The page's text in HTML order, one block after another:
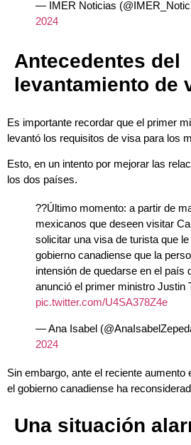
— IMER Noticias
2024
Antecedentes del
levantamiento de
Es importante recordar que el primer
levantó los requisitos de visa para los
Esto, en un intento por mejorar las
los dos países.
??Último momento: a partir de
mexicanos que deseen visitar
solicitar una visa de turista que
gobierno canadiense que la
intensión de quedarse en el país
anunció el primer ministro Justin
pic.twitter.com/U4SA378Z4e
— Ana Isabel
2024
Sin embargo, ante el reciente aumento
el gobierno canadiense ha
Una situación